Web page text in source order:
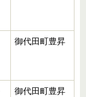
御代田町豊昇
御代田町豊昇